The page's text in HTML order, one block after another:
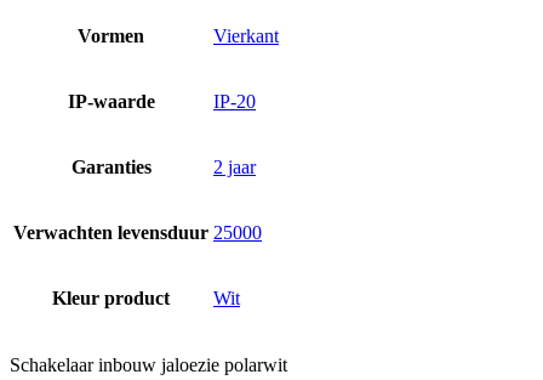
Vormen Vierkant
IP-waarde IP-20
Garanties 2 jaar
Verwachten levensduur 25000
Kleur product Wit
Schakelaar inbouw jaloezie polarwit